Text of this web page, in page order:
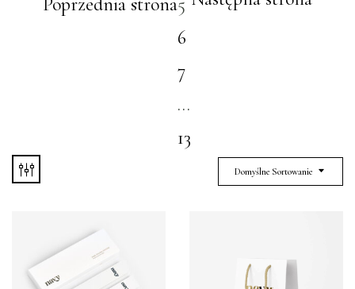
Poprzednia strona5
6
7
…
13
Domyślne Sortowanie